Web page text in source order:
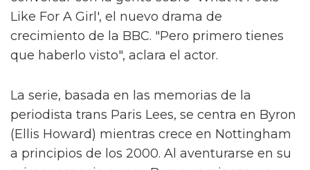
Alex Thomas-Smith está feliz de poder
conversar con la gente sobre 'What It Feels